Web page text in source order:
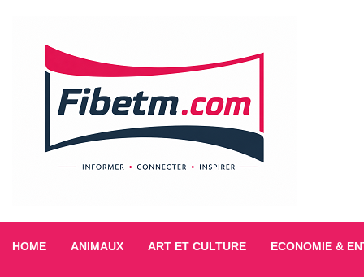
HOME ANIMAUX ART ET CULTURE ECONOMIE &